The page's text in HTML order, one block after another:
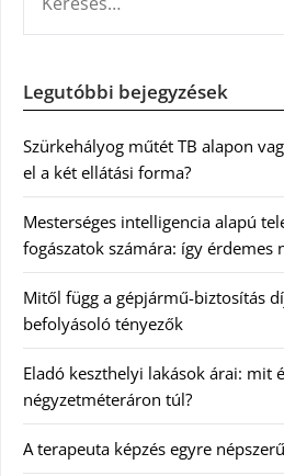
Legutóbbi bejegyzések
Szürkehályog műtét TB alapon
el a két ellátási forma?
Mesterséges intelligencia alapú
fogászatok számára: így érdemes
Mitől függ a gépjármű-biztosítás
befolyásoló tényezők
Eladó keszthelyi lakások árai: mit
négyzetméteráron túl?
A terapeuta képzés egyre